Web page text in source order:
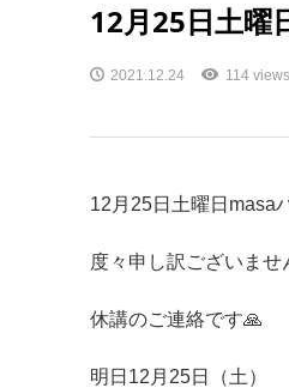
12月25日土曜
2021.12.24 114 views
12月25日土曜日masa
度々申し訳ございませ
休講のご連絡です🙏
明日12月25日（土）